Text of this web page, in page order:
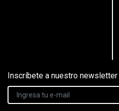
Inscríbete a nuestro newsletter